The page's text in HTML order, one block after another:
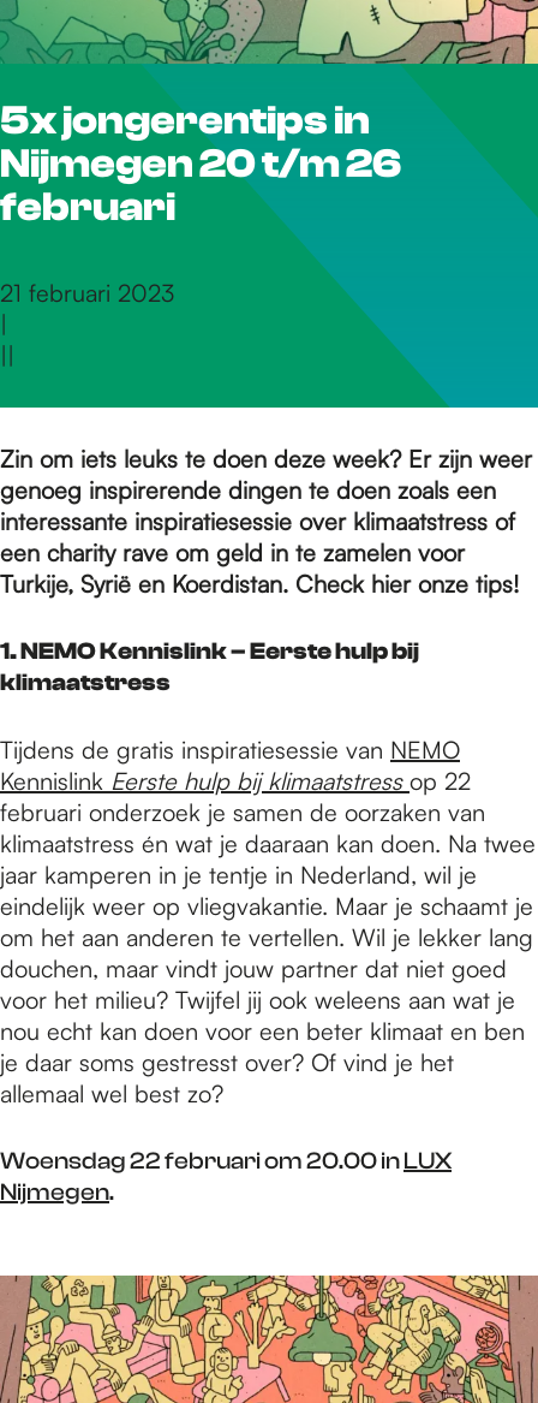
r
d
e
o
m
e
p
a
g
e
5x jongerentips in
Nijmegen 20 t/m 26
februari
21 februari 2023
|
||
Zin om iets leuks te doen deze week? Er zijn weer
genoeg inspirerende dingen te doen zoals een
interessante inspiratiesessie over klimaatstress of
een charity rave om geld in te zamelen voor
Turkije, Syrië en Koerdistan. Check hier onze tips!
1. NEMO Kennislink – Eerste hulp bij
klimaatstress
Tijdens de gratis inspiratiesessie van NEMO
Kennislink Eerste hulp bij klimaatstress op 22
februari onderzoek je samen de oorzaken van
klimaatstress én wat je daaraan kan doen. Na twee
jaar kamperen in je tentje in Nederland, wil je
eindelijk weer op vliegvakantie. Maar je schaamt je
om het aan anderen te vertellen. Wil je lekker lang
douchen, maar vindt jouw partner dat niet goed
voor het milieu? Twijfel jij ook weleens aan wat je
nou echt kan doen voor een beter klimaat en ben
je daar soms gestresst over? Of vind je het
allemaal wel best zo?
Woensdag 22 februari om 20.00 inLUX
Nijmegen.